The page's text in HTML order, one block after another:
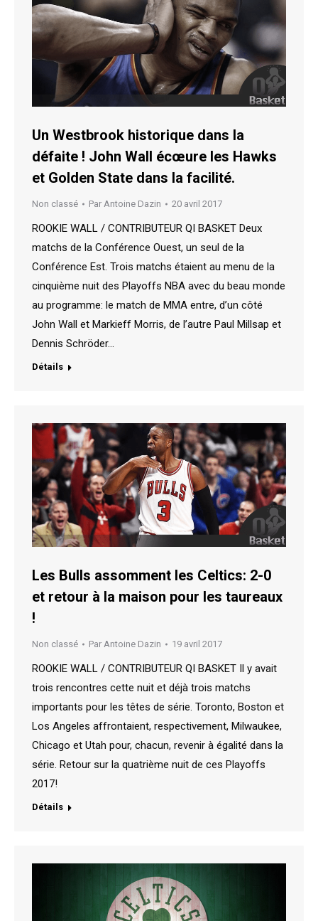
Un Westbrook historique dans la
défaite ! John Wall écœure les Hawks
et Golden State dans la facilité.
Non classé Par Antoine Dazin 20 avril 2017
ROOKIE WALL / CONTRIBUTEUR QI BASKET Deux
matchs de la Conférence Ouest, un seul de la
Conférence Est. Trois matchs étaient au menu de la
cinquième nuit des Playoffs NBA avec du beau monde
au programme: le match de MMA entre, d’un côté
John Wall et Markieff Morris, de l’autre Paul Millsap et
Dennis Schröder…
Détails
Les Bulls assomment les Celtics: 2-0
et retour à la maison pour les taureaux
!
Non classé Par Antoine Dazin 19 avril 2017
ROOKIE WALL / CONTRIBUTEUR QI BASKET Il y avait
trois rencontres cette nuit et déjà trois matchs
importants pour les têtes de série. Toronto, Boston et
Los Angeles affrontaient, respectivement, Milwaukee,
Chicago et Utah pour, chacun, revenir à égalité dans la
série. Retour sur la quatrième nuit de ces Playoffs
2017!
Détails